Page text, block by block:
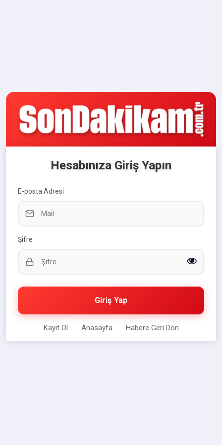
Hesabınıza Giriş Yapın
E-posta Adresi
Şifre
Giriş Yap
Kayıt Ol Anasayfa Habere Geri Dön